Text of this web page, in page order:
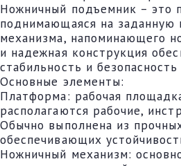
Ножничный подъемник – это
поднимающаяся на
механизма, напоминающего
и надежная конструкция
стабильность и
Основные элементы:
Платформа: рабочая
располагаются рабочие,
Обычно выполнена из
обеспечивающих
Ножничный механизм: